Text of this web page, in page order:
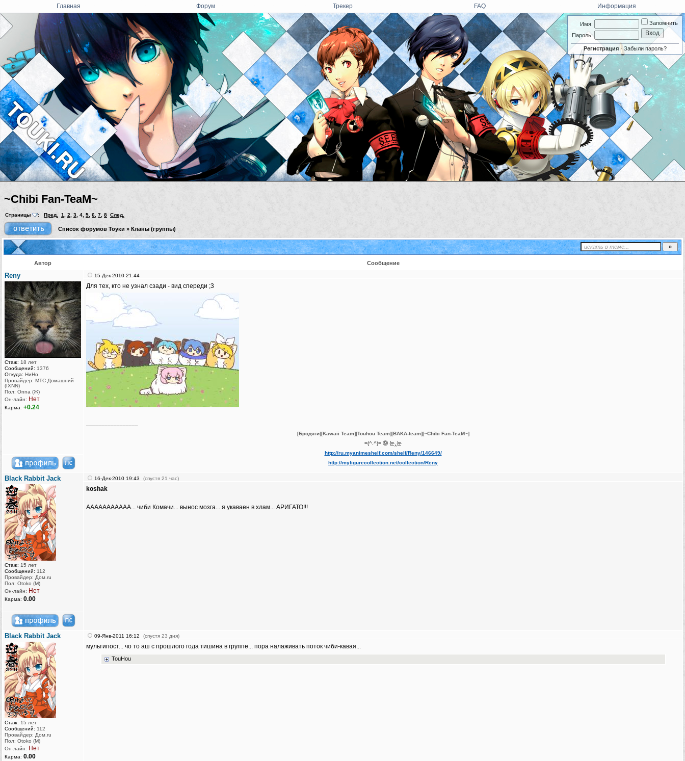
Имя:
Пароль:
Запомнить
Регистрация·Забыли пароль?
Главная Форум Трекер FAQ Информация
~Chibi Fan-TeaM~
Страницы : Пред. 1, 2, 3, 4, 5, 6, 7, 8 След.
Список форумов Тоуки » Кланы (группы)
Автор Сообщение
Reny
Стаж: 18 лет
Сообщений: 1376
Откуда: НиНо
Провайдер: МТС Домашний
(IXNN)
Пол: Onna (Ж)
Он-лайн: Нет
Карма: +0.24
15-Дек-2010 21:44
Для тех, кто не узнал сзади - вид спереди ;3
[Бродяги][Kawaii Team][Touhou Team][BAKA-team][~Chibi Fan-TeaM~]
=(^.^)= ⑨ 눈‸눈
http://ru.myanimeshelf.com/shelf/Reny/146649/
http://myfigurecollection.net/collection/Reny
Black Rabbit Jack
Стаж: 15 лет
Сообщений: 112
Провайдер: Дом.ru
Пол: Otoko (M)
Он-лайн: Нет
Карма: 0.00
16-Дек-2010 19:43 (спустя 21 час)
koshak
ААААААААААА... чиби Комачи... вынос мозга... я укаваен в хлам... АРИГАТО!!!
Black Rabbit Jack
Стаж: 15 лет
Сообщений: 112
Провайдер: Дом.ru
Пол: Otoko (M)
Он-лайн: Нет
Карма: 0.00
09-Янв-2011 16:12 (спустя 23 дня)
мультипост... чо то аш с прошлого года тишина в группе... пора налаживать поток чиби-кавая...
TouHou